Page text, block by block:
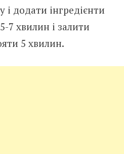
і додати інгредієнти
7 хвилин і залити
5 хвилин.